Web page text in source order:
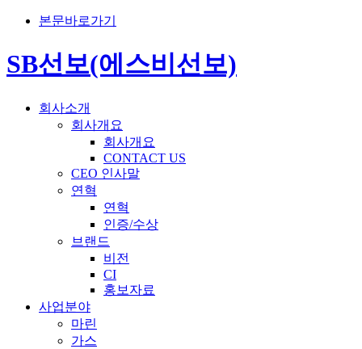
본문바로가기
SB선보(에스비선보)
회사소개
회사개요
회사개요
CONTACT US
CEO 인사말
연혁
연혁
인증/수상
브랜드
비전
CI
홍보자료
사업분야
마린
가스